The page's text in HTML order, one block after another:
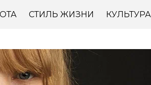
СТИЛЬ ЖИЗНИ КУЛЬТУРА